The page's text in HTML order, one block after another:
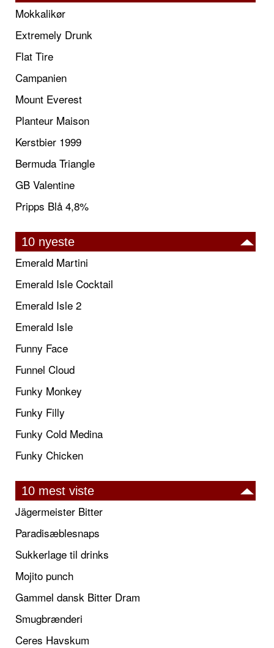
Mokkalikør
Extremely Drunk
Flat Tire
Campanien
Mount Everest
Planteur Maison
Kerstbier 1999
Bermuda Triangle
GB Valentine
Pripps Blå 4,8%
10 nyeste
Emerald Martini
Emerald Isle Cocktail
Emerald Isle 2
Emerald Isle
Funny Face
Funnel Cloud
Funky Monkey
Funky Filly
Funky Cold Medina
Funky Chicken
10 mest viste
Jägermeister Bitter
Paradisæblesnaps
Sukkerlage til drinks
Mojito punch
Gammel dansk Bitter Dram
Smugbrænderi
Ceres Havskum